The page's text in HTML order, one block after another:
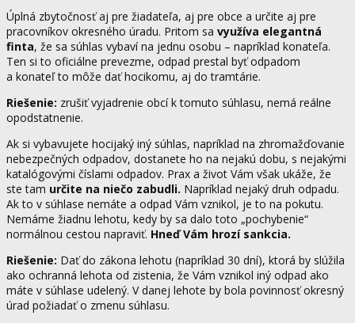
Úplná zbytočnosť aj pre žiadateľa, aj pre obce a určite aj pre
pracovníkov okresného úradu. Pritom sa využíva elegantná
finta, že sa súhlas vybaví na jednu osobu – napríklad konateľa.
Ten si to oficiálne prevezme, odpad prestal byť odpadom
a konateľ to môže dať hocikomu, aj do tramtárie.
Riešenie: zrušiť vyjadrenie obcí k tomuto súhlasu, nemá reálne
opodstatnenie.
Ak si vybavujete hocijaký iný súhlas, napríklad na zhromažďovanie
nebezpečných odpadov, dostanete ho na nejakú dobu, s nejakými
katalógovými číslami odpadov. Prax a život Vám však ukáže, že
ste tam určite na niečo zabudli. Napríklad nejaký druh odpadu.
Ak to v súhlase nemáte a odpad Vám vznikol, je to na pokutu.
Nemáme žiadnu lehotu, kedy by sa dalo toto „pochybenie“
normálnou cestou napraviť. Hneď Vám hrozí sankcia.
Riešenie: Dať do zákona lehotu (napríklad 30 dní), ktorá by slúžila
ako ochranná lehota od zistenia, že Vám vznikol iný odpad ako
máte v súhlase udelený. V danej lehote by bola povinnosť okresný
úrad požiadať o zmenu súhlasu.